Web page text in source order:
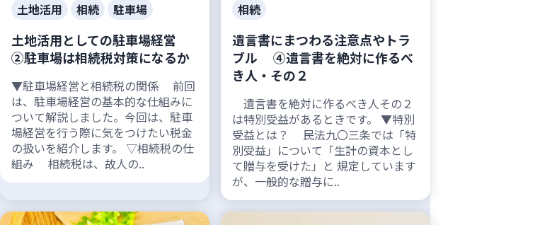
土地活用 相続 駐車場
土地活用としての駐車場経営
②駐車場は相続税対策になるか
▼駐車場経営と相続税の関係 前回
は、駐車場経営の基本的な仕組みに
ついて解説しました。今回は、駐車
場経営を行う際に気をつけたい税金
の扱いを紹介します。 ▽相続税の仕
組み 相続税は、故人の..
相続
遺言書にまつわる注意点やトラ
ブル ④遺言書を絶対に作るべ
き人・その２
遺言書を絶対に作るべき人その２
は特別受益があるときです。 ▼特別
受益とは？ 民法九〇三条では「特
別受益」について「生計の資本とし
て贈与を受けた」と 規定しています
が、一般的な贈与に..